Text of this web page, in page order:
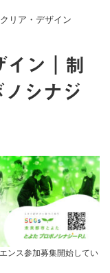
クリア・デザイン
ン｜制
シナジ
ンス参加募集開始してい